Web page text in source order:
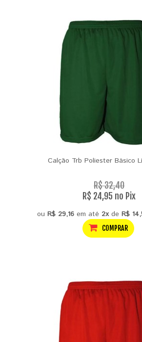
Calção Trb Poliester Básico
R$ 32,40
R$ 24,95 no Pix
ou R$ 29,16em até 2xde R$
COMPRAR